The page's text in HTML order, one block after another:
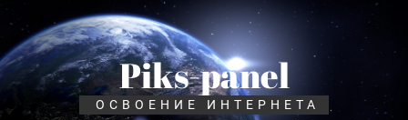
Перейти
содержимому
Piks-panel
ОСВОЕНИЕ ИНТЕРНЕТА